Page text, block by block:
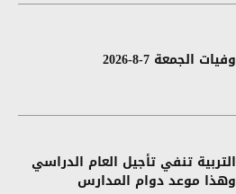
وفيات الجمعة 7-8-2026
التربية تنفي تأجيل العام الدراسي
وهذا موعد دوام المدارس